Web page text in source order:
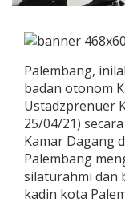
Palembang,
badan otonom
Ustadzprenuer
25/04/21)
Kamar Dagang
Palembang
silaturahmi dan
kadin kota